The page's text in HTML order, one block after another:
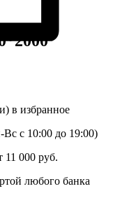
в избранное
с 10:00 до 19:00)
11 000 руб.
любого банка